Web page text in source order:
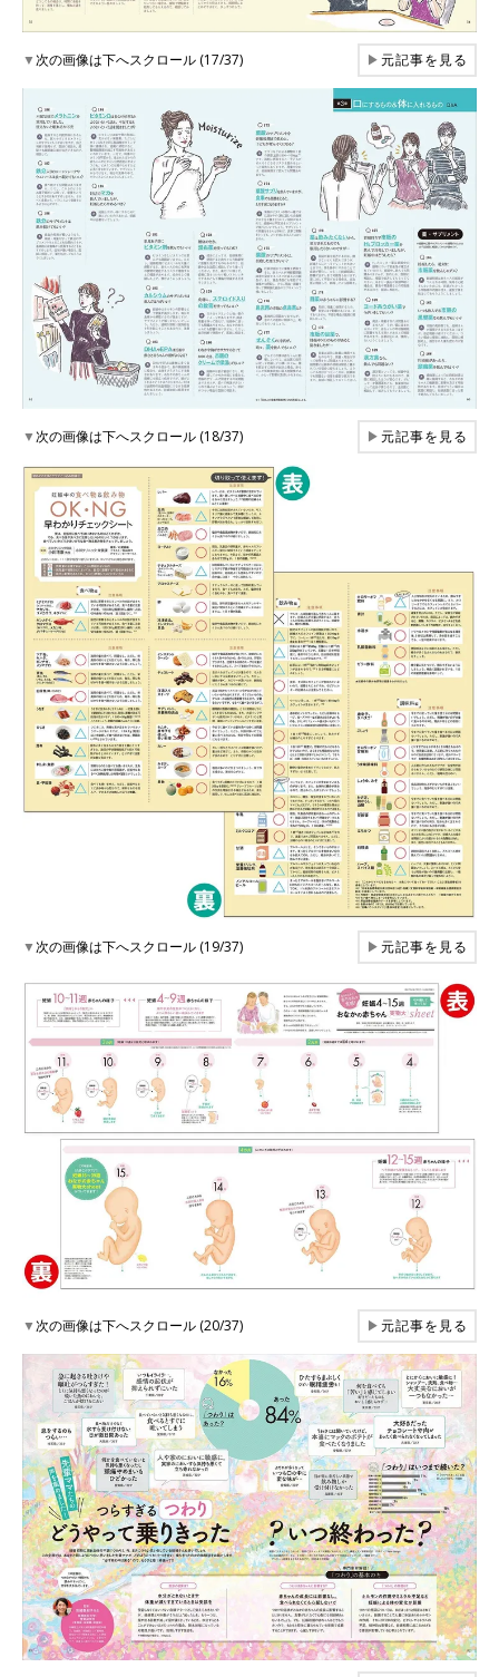
▼次の画像は下へスクロール (17/37) ▶元記事を見る
▼次の画像は下へスクロール (18/37) ▶元記事を見る
▼次の画像は下へスクロール (19/37) ▶元記事を見る
▼次の画像は下へスクロール (20/37) ▶元記事を見る